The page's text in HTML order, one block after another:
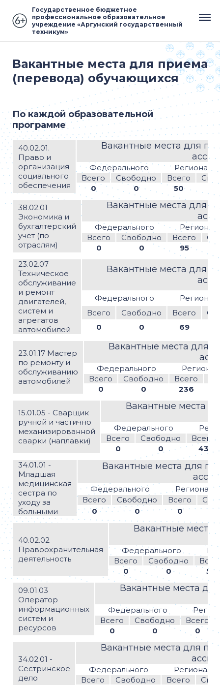
Государственное бюджетное
профессиональное образовательное
учреждение «Аргунский государственный
техникум»
Вакантные места для приема
(перевода) обучающихся
По каждой образовательной
программе
40.02.01.
Право и
организация
социального
обеспечения
Вакантные места для
Федерального
Всего
Свободно Всего
0
0 50
38.02.01
Экономика и
бухгалтерский
учет (по
отраслям)
Вакантные места для
Федерального
Всего
Свободно Всего
0
0
95
23.02.07
Техническое
обслуживание
и ремонт
двигателей,
систем и
агрегатов
автомобилей
Вакантные места для
Федерального
Всего
Свободно Всего
0
0 69
23.01.17 Мастер
по ремонту и
обслуживанию
автомобилей
Вакантные места для
Федерального
Всего
Свободно Всего
0
0 236
15.01.05 - Сварщик
ручной и частично
механизированной
сварки (наплавки)
Вакантные места
Федерального
Всего
Свободно
Всего
0
0
43
34.01.01 -
Младшая
медицинская
сестра по
уходу за
больными
Вакантные места для
Федерального
Всего
Свободно Всего
0
0 0
40.02.02
Правоохранительная
деятельность
Вакантные места
Федерального
Всего
Свободно
0
0 50
09.01.03
Оператор
информационных
систем и
ресурсов
Вакантные места
Федерального
Всего
Свободно
Всего
0
0 0
34.02.01 -
Сестринское
дело
Вакантные места для
Федерального
Всего
Свободно Всего